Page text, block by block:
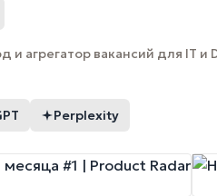
агрегатор вакансий для IT и
Perplexity